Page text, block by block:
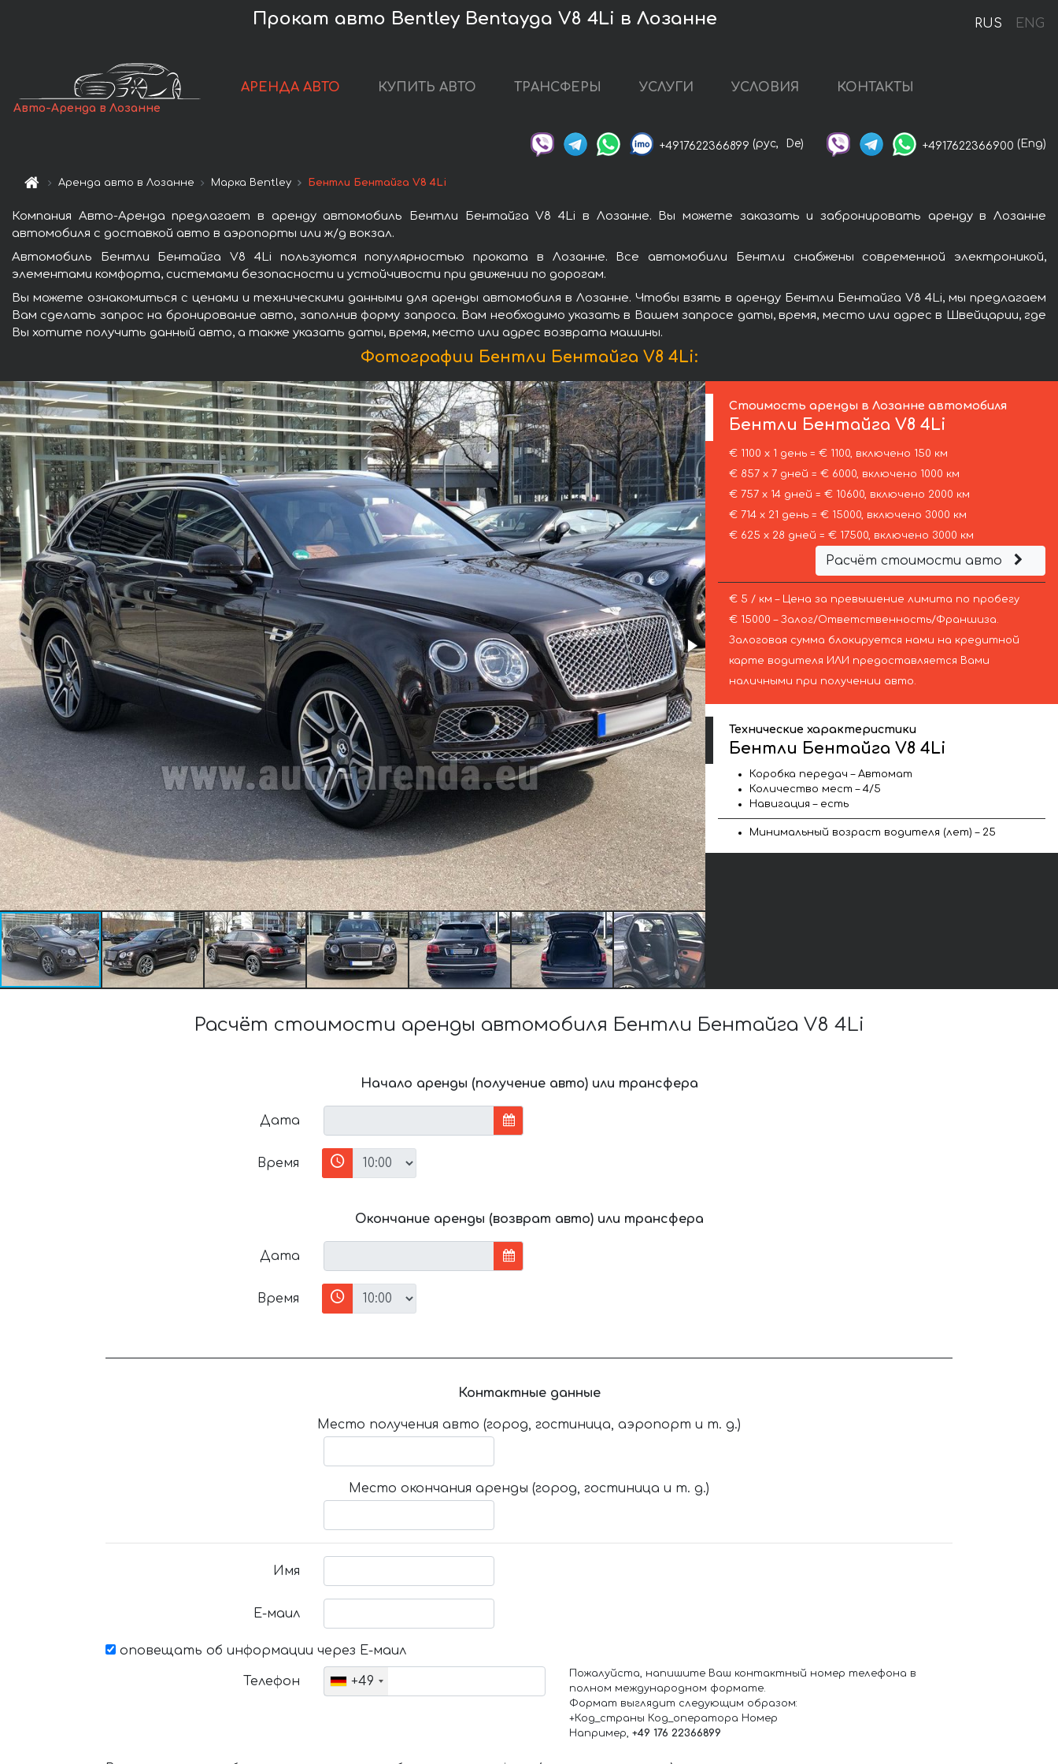
RUS ENG
Прокат авто Bentley Bentayga V8 4Li в Лозанне
Авто-Аренда в Лозанне
АРЕНДА АВТО КУПИТЬ АВТО ТРАНСФЕРЫ УСЛУГИ УСЛОВИЯ КОНТАКТЫ
+4917622366899 (рус, De) +4917622366900 (Eng)
Аренда авто в Лозанне Марка Bentley Бентли Бентайга V8 4Li
Компания Авто-Аренда предлагает в аренду автомобиль Бентли Бентайга V8 4Li в Лозанне. Вы можете заказать и забронировать аренду в Лозанне
автомобиля с доставкой авто в аэропорты или ж/д вокзал.
Автомобиль Бентли Бентайга V8 4Li пользуются популярностью проката в Лозанне. Все автомобили Бентли снабжены современной электроникой,
элементами комфорта, системами безопасности и устойчивости при движении по дорогам.
Вы можете ознакомиться с ценами и техническими данными для аренды автомобиля в Лозанне. Чтобы взять в аренду Бентли Бентайга V8 4Li, мы предлагаем
Вам сделать запрос на бронирование авто, заполнив форму запроса. Вам необходимо указать в Вашем запросе даты, время, место или адрес в Швейцарии, где
Вы хотите получить данный авто, а также указать даты, время, место или адрес возврата машины.
Фотографии Бентли Бентайга V8 4Li:
Стоимость аренды в Лозанне автомобиля
Бентли Бентайга V8 4Li
€ 1100 х 1 день = € 1100, включено 150 км
€ 857 х 7 дней = € 6000, включено 1000 км
€ 757 х 14 дней = € 10600, включено 2000 км
€ 714 х 21 день = € 15000, включено 3000 км
€ 625 х 28 дней = € 17500, включено 3000 км
Расчёт стоимости авто
€ 5 / км – Цена за превышение лимита по пробегу
€ 15000 – Залог/Ответственность/Франшиза.
Залоговая сумма блокируется нами на кредитной
карте водителя ИЛИ предоставляется Вами
наличными при получении авто.
Технические характеристики
Бентли Бентайга V8 4Li
Коробка передач – Автомат
Количество мест – 4/5
Навигация – есть
Минимальный возраст водителя (лет) – 25
Расчёт стоимости аренды автомобиля Бентли Бентайга V8 4Li
Начало аренды (получение авто) или трансфера
Дата
Время
Окончание аренды (возврат авто) или трансфера
Дата
Время
Контактные данные
Место получения авто (город, гостиница, аэропорт и т. д.)
Место окончания аренды (город, гостиница и т. д.)
Имя
Е-маил
оповещать об информации через Е-маил
Телефон +49
Пожалуйста, напишите Ваш контактный номер телефона в
полном международном формате.
Формат выглядит следующим образом:
+Код_страны Код_оператора Номер
Например, +49 176 22366899